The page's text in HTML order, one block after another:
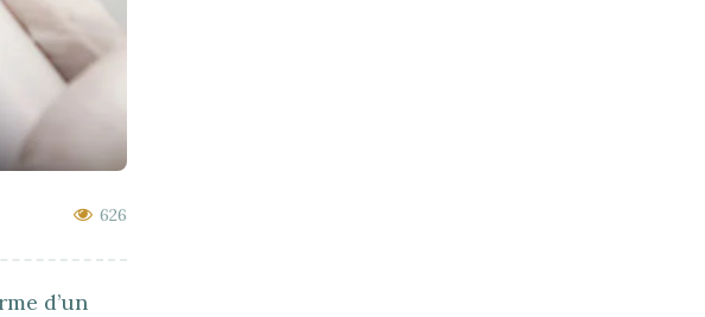
626
d’un